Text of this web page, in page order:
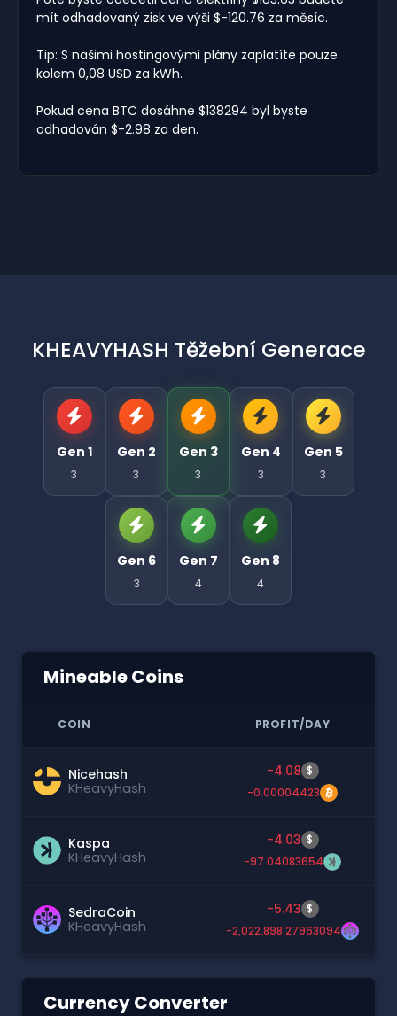
mít odhadovaný zisk ve výši $-120.76 za měsíc.
Tip: S našimi hostingovými plány zaplatíte pouze
kolem 0,08 USD za kWh.
Pokud cena BTC dosáhne $138294 byl byste
odhadován $-2.98 za den.
KHEAVYHASH Těžební Generace
Gen 1
3
Gen 2
3
Gen 3
3
Gen 4
3
Gen 5
3
Gen 6
3
Gen 7
4
Gen 8
4
Mineable Coins
COIN PROFIT/DAY
Nicehash
KHeavyHash
-4.08 $
-0.00004423
Kaspa
KHeavyHash
-4.03 $
-97.04083654
SedraCoin
KHeavyHash
-5.43 $
-2,022,898.27963094
Currency Converter